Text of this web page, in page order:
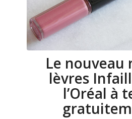
Le nouveau
lèvres
l’Oréal à